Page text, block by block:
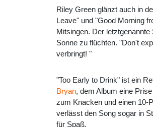
Riley Green glänzt auch in
Leave" und "Good Morning
Mitsingen. Der
Sonne zu flüchten. "Don't
verbringt! "
"Too Early to Drink" ist ein
Bryan, dem Album eine
zum Knacken und einen 10-
verlässt den Song sogar in
für Spaß.